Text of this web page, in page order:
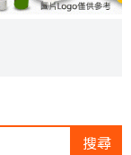
搜尋